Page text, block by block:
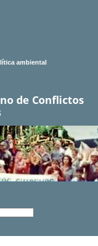
ambiental
de Conflictos